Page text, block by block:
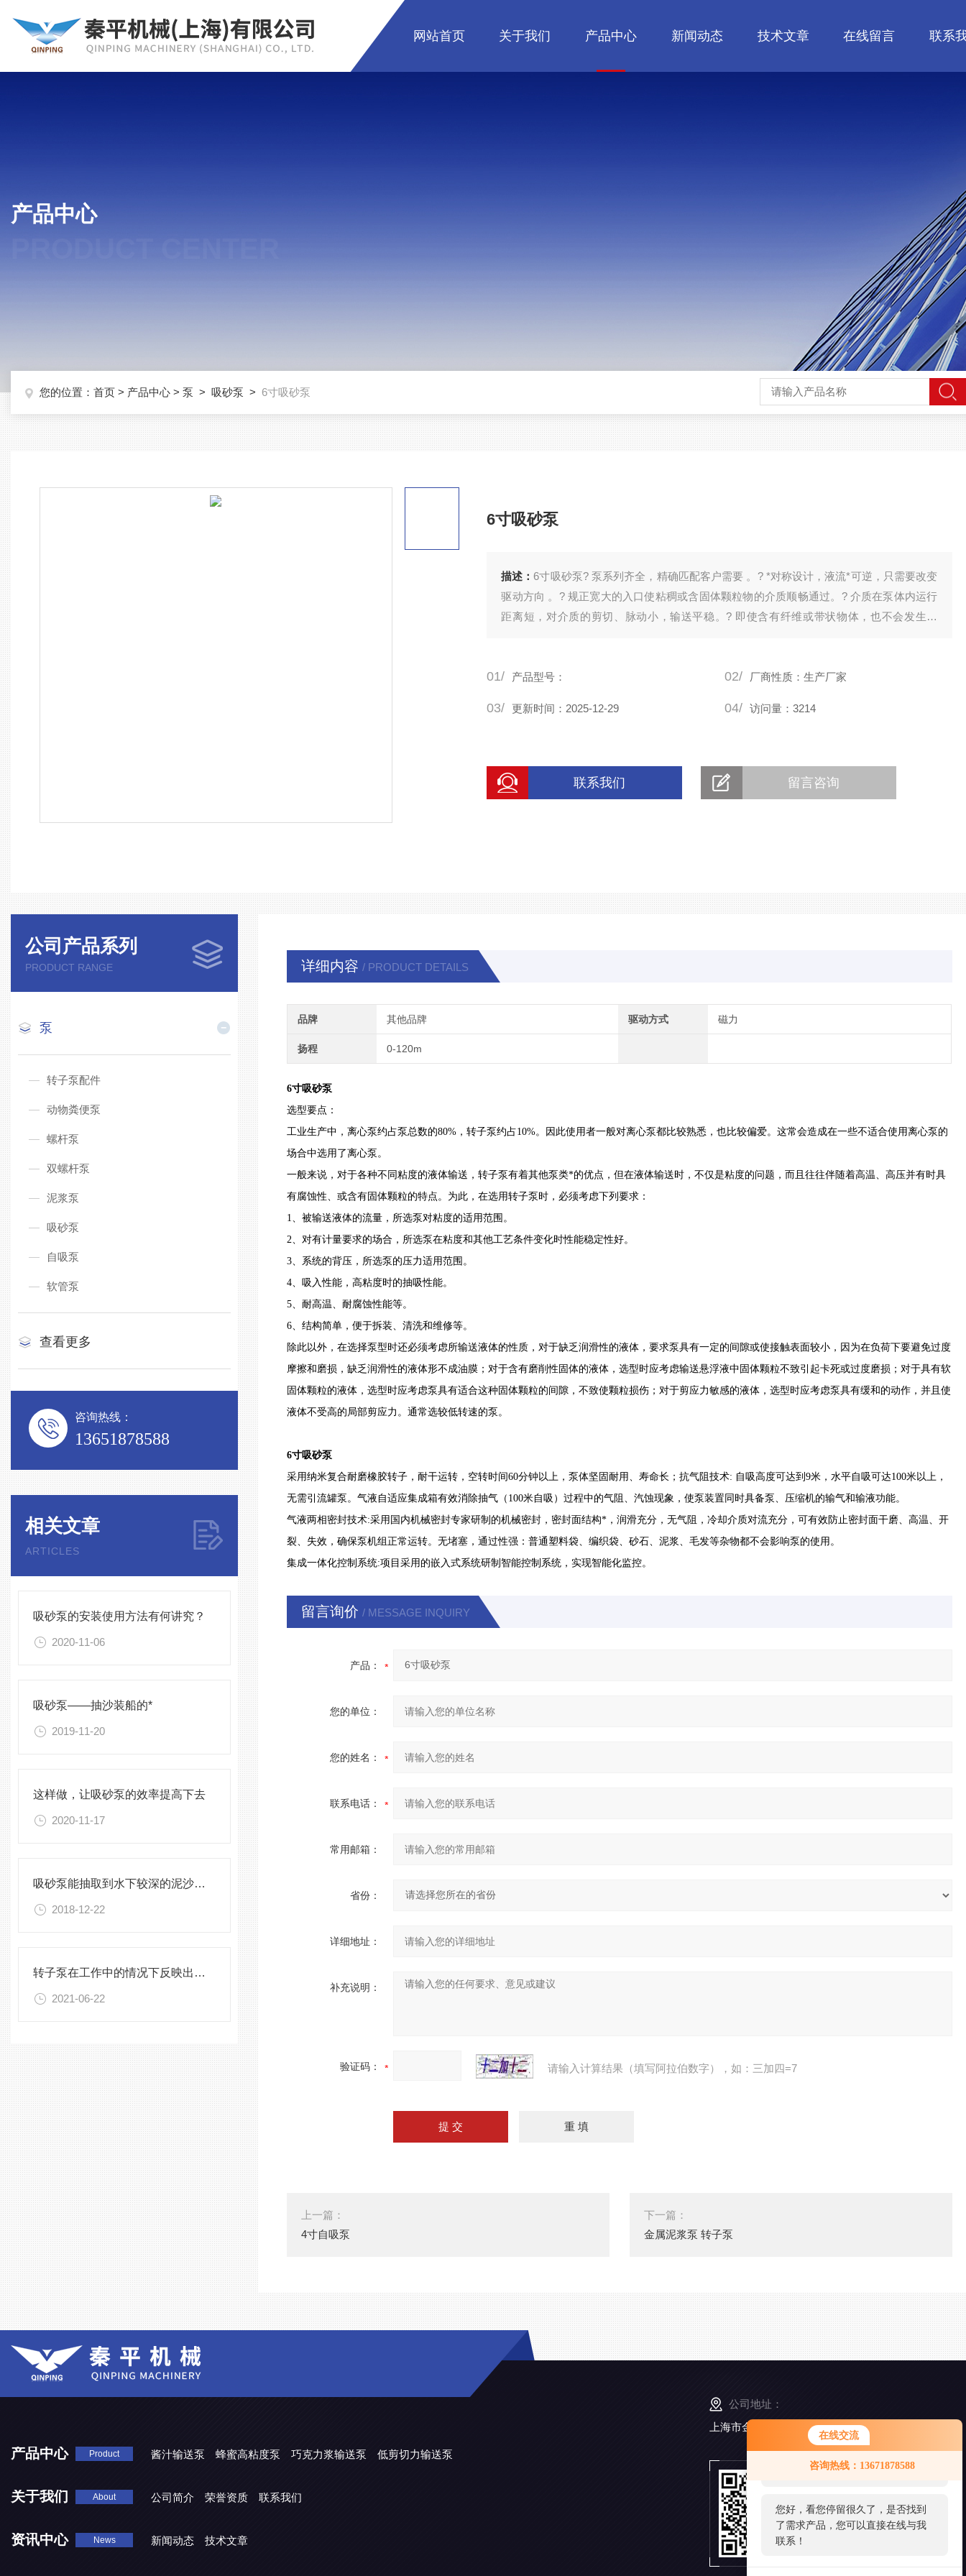
在线交流
咨询热线：13671878588
服务，请问您要咨询什么问题呢？
您好，看您停留很久了，是否找到
了需求产品，您可以直接在线与我
联系！
网站首页 关于我们 产品中心 新闻动态 技术文章 在线留言 联系
产品中心
您的位置： 首页 > 产品中心 > 泵 > 吸砂泵 > 6寸吸砂泵
6寸吸砂泵
描述：6寸吸砂泵? 泵系列齐全，精确匹配客户需要 。? *对称设计，液流*可逆，只需要改变
驱动方向 。? 规正宽大的入口使粘稠或含固体颗粒物的介质顺畅通过。? 介质在泵体内运行
距离短，对介质的剪切、脉动小，输送平稳。? 即使含有纤维或带状物体，也不会发生堵
01/ 产品型号： 02/ 厂商性质：生产厂家
03/ 更新时间：2025-12-29 04/ 访问量：3214
联系我们 留言咨询
公司产品系列
PRODUCT RANGE
泵
转子泵配件
动物粪便泵
螺杆泵
双螺杆泵
泥浆泵
吸砂泵
自吸泵
软管泵
查看更多
咨询热线：
13651878588
相关文章
ARTICLES
吸砂泵的安装使用方法有何讲究？
2020-11-06
吸砂泵——抽沙装船的*
2019-11-20
这样做，让吸砂泵的效率提高下去
2020-11-17
吸砂泵能抽取到水下较深的泥沙吗？
2018-12-22
转子泵在工作中的情况下反映出了什么技术性特性
2021-06-22
详细内容 / PRODUCT DETAILS
品牌 其他品牌 驱动方式 磁力
扬程 0-120m
6寸吸砂泵
选型要点：
工业生产中，离心泵约占泵总数的80%，转子泵约占10%。因此使用者一般对离心泵都比较熟悉，也比较偏爱。这常会造成在一些不适合使用离心泵的
场合中选用了离心泵。
一般来说，对于各种不同粘度的液体输送，转子泵有着其他泵类*的优点，但在液体输送时，不仅是粘度的问题，而且往往伴随着高温、高压并有时具
有腐蚀性、或含有固体颗粒的特点。为此，在选用转子泵时，必须考虑下列要求：
1、被输送液体的流量，所选泵对粘度的适用范围。
2、对有计量要求的场合，所选泵在粘度和其他工艺条件变化时性能稳定性好。
3、系统的背压，所选泵的压力适用范围。
4、吸入性能，高粘度时的抽吸性能。
5、耐高温、耐腐蚀性能等。
6、结构简单，便于拆装、清洗和维修等。
除此以外，在选择泵型时还必须考虑所输送液体的性质，对于缺乏润滑性的液体，要求泵具有一定的间隙或使接触表面较小，因为在负荷下要避免过度
摩擦和磨损，缺乏润滑性的液体形不成油膜；对于含有磨削性固体的液体，选型时应考虑输送悬浮液中固体颗粒不致引起卡死或过度磨损；对于具有软
固体颗粒的液体，选型时应考虑泵具有适合这种固体颗粒的间隙，不致使颗粒损伤；对于剪应力敏感的液体，选型时应考虑泵具有缓和的动作，并且使
液体不受高的局部剪应力。通常选较低转速的泵。
6寸吸砂泵
采用纳米复合耐磨橡胶转子，耐干运转，空转时间60分钟以上，泵体坚固耐用、寿命长；抗气阻技术: 自吸高度可达到9米，水平自吸可达100米以上，
无需引流罐泵。气液自适应集成箱有效消除抽气（100米自吸）过程中的气阻、汽蚀现象，使泵装置同时具备泵、压缩机的输气和输液功能。
气液两相密封技术:采用国内机械密封专家研制的机械密封，密封面结构*，润滑充分，无气阻，冷却介质对流充分，可有效防止密封面干磨、高温、开
裂、失效，确保泵机组正常运转。无堵塞，通过性强：普通塑料袋、编织袋、砂石、泥浆、毛发等杂物都不会影响泵的使用。
集成一体化控制系统:项目采用的嵌入式系统研制智能控制系统，实现智能化监控。
留言询价 / MESSAGE INQUIRY
产品：
您的单位：
您的姓名：
联系电话：
常用邮箱：
省份：
详细地址：
补充说明：
验证码： 请输入计算结果（填写阿拉伯数字），如：三加四=7
上一篇：
4寸自吸泵
下一篇：
金属泥浆泵 转子泵
产品中心 Product 酱汁输送泵 蜂蜜高粘度泵 巧克力浆输送泵 低剪切力输送泵
关于我们 About 公司简介 荣誉资质 联系我们
资讯中心 News 新闻动态 技术文章
公司地址：
上海市金山工业区亭卫公路6495弄168号5幢3楼
扫
添
加